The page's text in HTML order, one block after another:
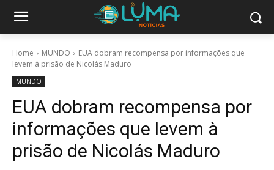
Home MUNDO
EUA dobram recompensa por informações que
levem à prisão de Nicolás Maduro
MUNDO
EUA dobram recompensa por
informações que levem à
prisão de Nicolás Maduro